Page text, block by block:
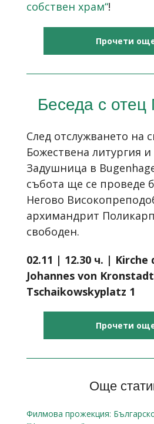
собствен храм“!
Прочети
Беседа с отец
След отслужването на
Божествена литургия
Задушница в
събота ще се проведе
Негово
архимандрит Поликарп
свободен.
02.11 | 12.30 ч. | Kirche
Johannes von
Tschaikowskyplatz 1
Прочети
Още
Филмова прожекция: